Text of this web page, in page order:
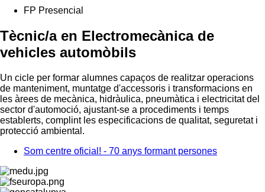
FP Presencial
Tècnic/a en Electromecànica de
vehicles automòbils
Un cicle per formar alumnes capaços de realitzar operacions
de manteniment, muntatge d'accessoris i transformacions en
les àrees de mecànica, hidràulica, pneumàtica i electricitat del
sector d'automoció, ajustant-se a procediments i temps
establerts, complint les especificacions de qualitat, seguretat i
protecció ambiental.
Som centre oficial! - 70 anys formant persones